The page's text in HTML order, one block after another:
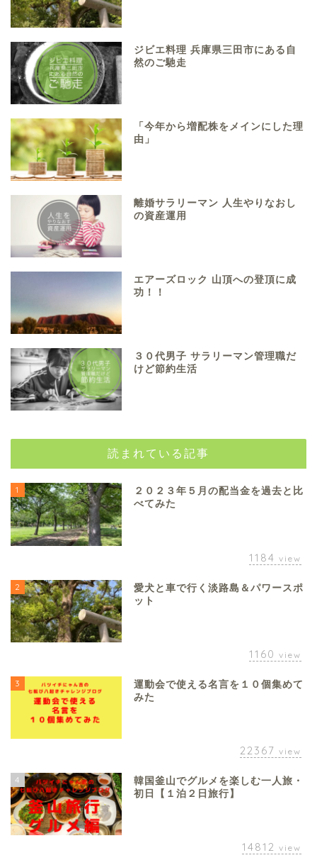
ジビエ料理 兵庫県三田市にある自
然のご馳走
「今年から増配株をメインにした理
由」
離婚サラリーマン 人生やりなおし
の資産運用
エアーズロック 山頂への登頂に成
功！！
３０代男子 サラリーマン管理職だ
けど節約生活
読まれている記事
1
２０２３年５月の配当金を過去と比
べてみた
1184 view
2
愛犬と車で行く淡路島＆パワースポ
ット
1160 view
3
運動会で使える名言を１０個集めて
みた
22367 view
4
韓国釜山でグルメを楽しむ一人旅・
初日【１泊２日旅行】
14812 view